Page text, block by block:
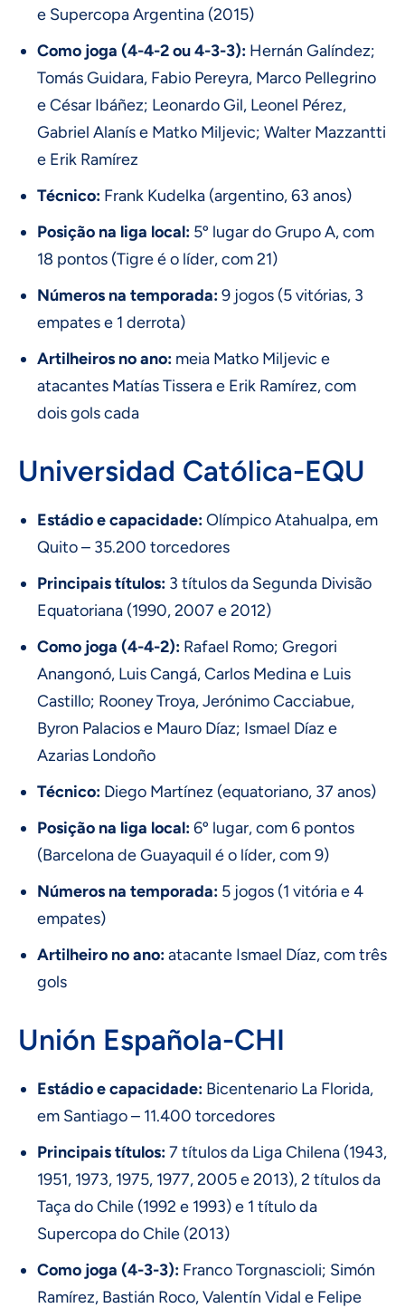
e Supercopa Argentina (2015)
Como joga (4-4-2 ou 4-3-3): Hernán Galíndez;
Tomás Guidara, Fabio Pereyra, Marco Pellegrino
e César Ibáñez; Leonardo Gil, Leonel Pérez,
Gabriel Alanís e Matko Miljevic; Walter Mazzantti
e Erik Ramírez
Técnico: Frank Kudelka (argentino, 63 anos)
Posição na liga local: 5º lugar do Grupo A, com
18 pontos (Tigre é o líder, com 21)
Números na temporada:9 jogos (5 vitórias, 3
empates e 1 derrota)
Artilheiros no ano: meia Matko Miljevic e
atacantes Matías Tissera e Erik Ramírez, com
dois gols cada
Universidad Católica-EQU
Estádio e capacidade:Olímpico Atahualpa, em
Quito – 35.200 torcedores
Principais títulos: 3 títulos da Segunda Divisão
Equatoriana (1990, 2007 e 2012)
Como joga (4-4-2): Rafael Romo; Gregori
Anangonó, Luis Cangá, Carlos Medina e Luis
Castillo; Rooney Troya, Jerónimo Cacciabue,
Byron Palacios e Mauro Díaz; Ismael Díaz e
Azarias Londoño
Técnico: Diego Martínez (equatoriano, 37 anos)
Posição na liga local:6º lugar, com 6 pontos
(Barcelona de Guayaquil é o líder, com 9)
Números na temporada: 5 jogos (1 vitória e 4
empates)
Artilheiro no ano:atacante Ismael Díaz, com três
gols
Unión Española-CHI
Estádio e capacidade: Bicentenario La Florida,
em Santiago – 11.400 torcedores
Principais títulos:7 títulos da Liga Chilena (1943,
1951, 1973, 1975, 1977, 2005 e 2013), 2 títulos da
Taça do Chile (1992 e 1993) e 1 título da
Supercopa do Chile (2013)
Como joga (4-3-3): Franco Torgnascioli; Simón
Ramírez, Bastián Roco, Valentín Vidal e Felipe